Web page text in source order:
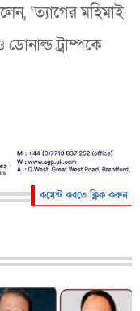
‘ত্যাগের মহিমাই
ট্রাম্পকে
কমেন্ট করতে ক্লিক করুন